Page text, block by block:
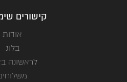
קישורים
אודות
בלוג
לראשונה